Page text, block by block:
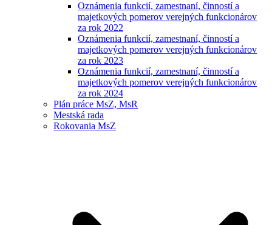
Oznámenia funkcií, zamestnaní, činností a
majetkových pomerov verejných funkcionárov
za rok 2022
Oznámenia funkcií, zamestnaní, činností a
majetkových pomerov verejných funkcionárov
za rok 2023
Oznámenia funkcií, zamestnaní, činností a
majetkových pomerov verejných funkcionárov
za rok 2024
Plán práce MsZ, MsR
Mestská rada
Rokovania MsZ